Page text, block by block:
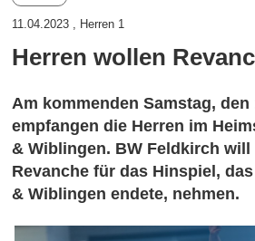
11.04.2023 , Herren 1
Herren wollen
Am kommenden Samstag, den
empfangen die Herren im
& Wiblingen. BW Feldkirch will
Revanche für das Hinspiel,
& Wiblingen endete, nehmen.